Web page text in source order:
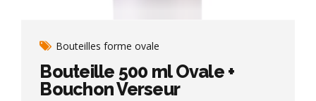
Bouteilles forme ovale
Bouteille 500 ml Ovale +
Bouchon Verseur